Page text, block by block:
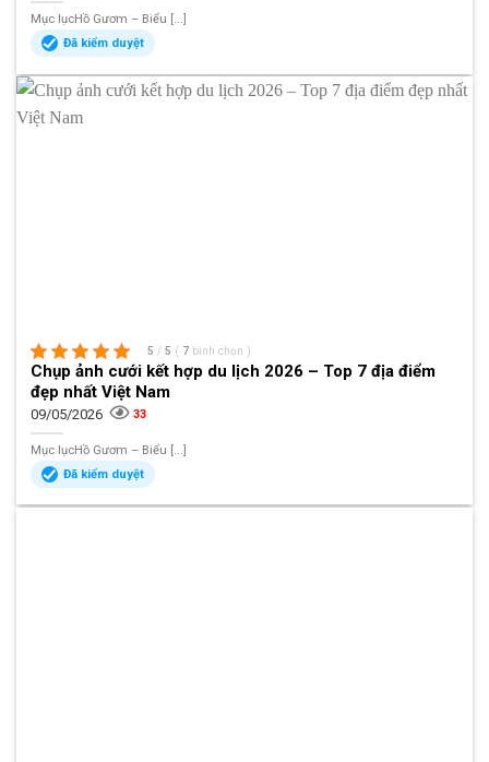
Mục lụcHồ Gươm – Biểu [...]
Đã kiểm duyệt
5 / 5 ( 7 bình chọn )
Chụp ảnh cưới kết hợp du lịch 2026 – Top 7 địa điểm
đẹp nhất Việt Nam
09/05/2026 33
Mục lụcHồ Gươm – Biểu [...]
Đã kiểm duyệt